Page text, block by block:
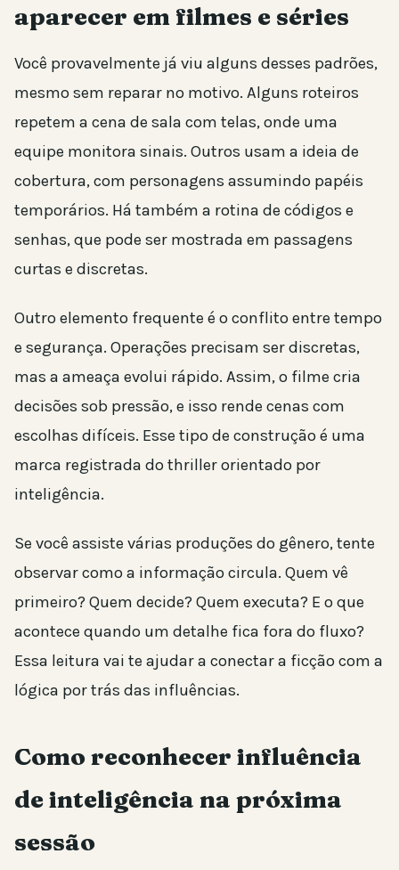
aparecer em filmes e séries
Você provavelmente já viu alguns desses padrões,
mesmo sem reparar no motivo. Alguns roteiros
repetem a cena de sala com telas, onde uma
equipe monitora sinais. Outros usam a ideia de
cobertura, com personagens assumindo papéis
temporários. Há também a rotina de códigos e
senhas, que pode ser mostrada em passagens
curtas e discretas.
Outro elemento frequente é o conflito entre tempo
e segurança. Operações precisam ser discretas,
mas a ameaça evolui rápido. Assim, o filme cria
decisões sob pressão, e isso rende cenas com
escolhas difíceis. Esse tipo de construção é uma
marca registrada do thriller orientado por
inteligência.
Se você assiste várias produções do gênero, tente
observar como a informação circula. Quem vê
primeiro? Quem decide? Quem executa? E o que
acontece quando um detalhe fica fora do fluxo?
Essa leitura vai te ajudar a conectar a ficção com a
lógica por trás das influências.
Como reconhecer influência
de inteligência na próxima
sessão